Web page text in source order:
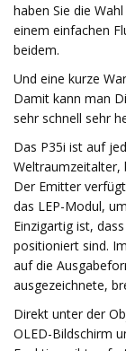
haben Sie die
einem einfachen
beidem.
Und eine kurze
Damit kann man
sehr schnell sehr
Das P35i ist auf
Weltraumzeitalter,
Der Emitter
das LEP-Modul,
Einzigartig ist,
positioniert sind.
auf die
ausgezeichnete,
Direkt unter der
OLED-Bildschirm